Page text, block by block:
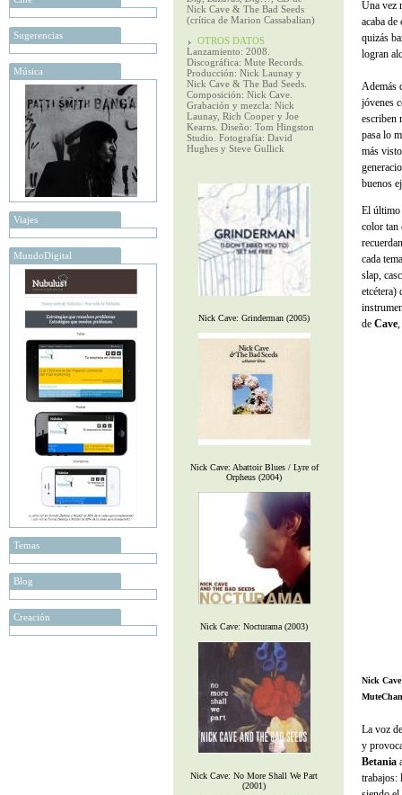
Sugerencias
Música
Viajes
MundoDigital
Temas
Blog
Creación
Nick Cave & The Bad Seeds
(crítica de Marion Cassabalian)
OTROS DATOS
Lanzamiento: 2008.
Discográfica: Mute Records.
Producción: Nick Launay y
Nick Cave & The Bad Seeds.
Composición: Nick Cave.
Grabación y mezcla: Nick
Launay, Rich Cooper y Joe
Kearns. Diseño: Tom Hingston
Studio. Fotografía: David
Hughes y Steve Gullick
Nick Cave: Grinderman (2005)
Nick Cave: Abattoir Blues / Lyre of
Orpheus (2004)
Nick Cave: Nocturama (2003)
Nick Cave: No More Shall We Part
(2001)
Una vez
acaba
quizás
logran
Además
jóvenes
escriben
pasa lo
más
buenos
El
color tan
cada
slap,
etcétera)
de Cave,
Nick
La voz
y
Betania
trabajos: